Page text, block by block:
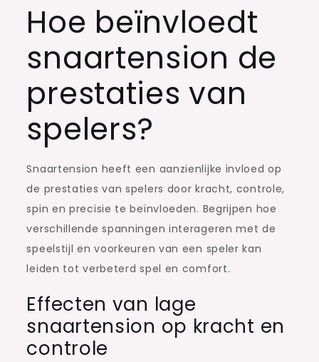
Hoe beïnvloedt
snaartension de
prestaties van
spelers?
Snaartension heeft een aanzienlijke invloed op
de prestaties van spelers door kracht, controle,
spin en precisie te beïnvloeden. Begrijpen hoe
verschillende spanningen interageren met de
speelstijl en voorkeuren van een speler kan
leiden tot verbeterd spel en comfort.
Effecten van lage
snaartension op kracht en
controle